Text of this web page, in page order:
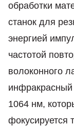
обработки
станок для
энергией
частотой
волоконного
1064 нм,
фокусируется